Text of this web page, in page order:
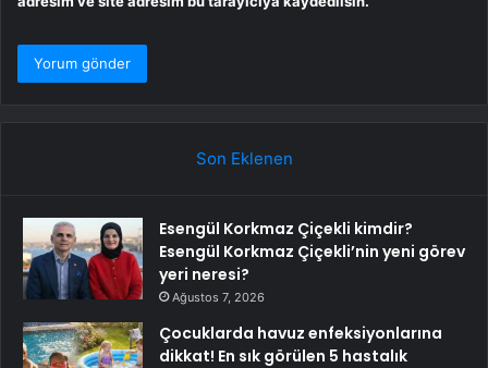
Son Eklenen
Esengül Korkmaz Çiçekli kimdir?
Esengül Korkmaz Çiçekli’nin yeni görev
yeri neresi?
Ağustos 7, 2026
Çocuklarda havuz enfeksiyonlarına
dikkat! En sık görülen 5 hastalık